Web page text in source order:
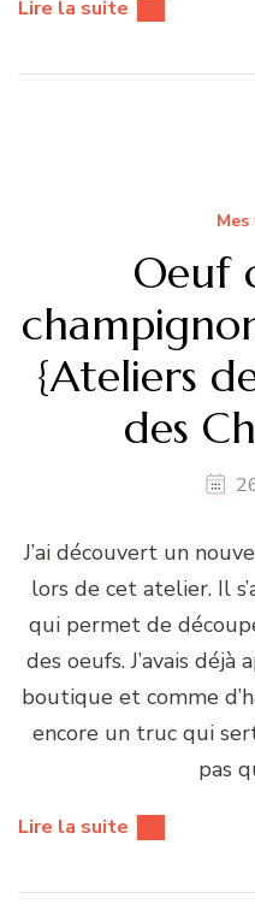
Lire la suite
Oeuf
{Ateliers
des
J’ai découvert un
lors de cet atelier. Il
qui permet de
des oeufs. J’avais
boutique et comme
encore un truc qui
pas
Lire la suite